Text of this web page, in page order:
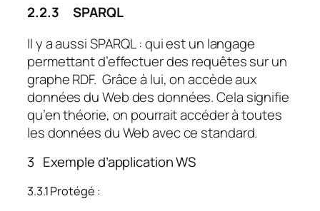
2.2.3SPARQL
Il y a aussi SPARQL : qui est un langage
permettant d’effectuer des requêtes sur un
graphe RDF. Grâce à lui, on accède aux
données du Web des données. Cela signifie
qu’en théorie, on pourrait accéder à toutes
les données du Web avec ce standard.
3 Exemple d’application WS
3.3.1 Protégé :